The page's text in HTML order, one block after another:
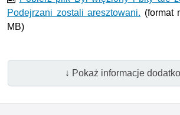
Podejrzani zostali aresztowani. (format
MB)
↓ Pokaż informacje